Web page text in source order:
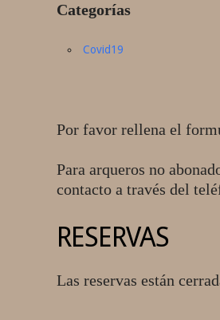
Categorías
Covid19
Por favor rellena el
Para arqueros no
contacto a través del
RESERVAS
Las reservas están